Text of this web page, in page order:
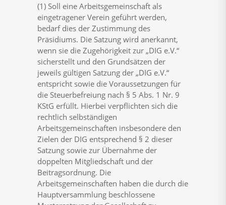
(1) Soll eine Arbeitsgemeinschaft als
eingetragener Verein geführt werden,
bedarf dies der Zustimmung des
Präsidiums. Die Satzung wird anerkannt,
wenn sie die Zugehörigkeit zur „DIG e.V.“
sicherstellt und den Grundsätzen der
jeweils gültigen Satzung der „DIG e.V.“
entspricht sowie die Voraussetzungen für
die Steuerbefreiung nach § 5 Abs. 1 Nr. 9
KStG erfüllt. Hierbei verpflichten sich die
rechtlich selbständigen
Arbeitsgemeinschaften insbesondere den
Zielen der DIG entsprechend § 2 dieser
Satzung sowie zur Übernahme der
doppelten Mitgliedschaft und der
Beitragsordnung. Die
Arbeitsgemeinschaften haben die durch die
Hauptversammlung beschlossene